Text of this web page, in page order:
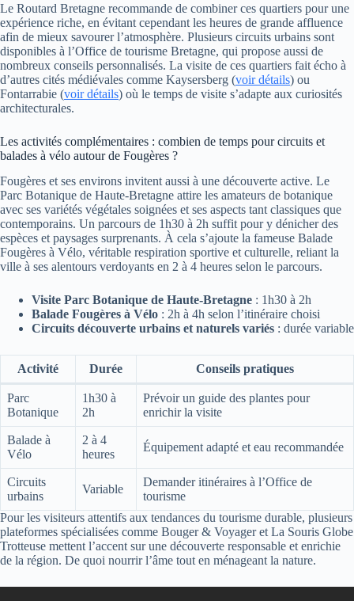
Le Routard Bretagne recommande de combiner ces quartiers pour une
expérience riche, en évitant cependant les heures de grande affluence
afin de mieux savourer l’atmosphère. Plusieurs circuits urbains sont
disponibles à l’Office de tourisme Bretagne, qui propose aussi de
nombreux conseils personnalisés. La visite de ces quartiers fait écho à
d’autres cités médiévales comme Kaysersberg (voir détails) ou
Fontarrabie (voir détails) où le temps de visite s’adapte aux curiosités
architecturales.
Les activités complémentaires : combien de temps pour circuits et
balades à vélo autour de Fougères ?
Fougères et ses environs invitent aussi à une découverte active. Le
Parc Botanique de Haute-Bretagne attire les amateurs de botanique
avec ses variétés végétales soignées et ses aspects tant classiques que
contemporains. Un parcours de 1h30 à 2h suffit pour y dénicher des
espèces et paysages surprenants. À cela s’ajoute la fameuse Balade
Fougères à Vélo, véritable respiration sportive et culturelle, reliant la
ville à ses alentours verdoyants en 2 à 4 heures selon le parcours.
Visite Parc Botanique de Haute-Bretagne : 1h30 à 2h
Balade Fougères à Vélo : 2h à 4h selon l’itinéraire choisi
Circuits découverte urbains et naturels variés : durée variable
Activité Durée Conseils pratiques
Parc
Botanique
1h30 à
2h
Prévoir un guide des plantes pour
enrichir la visite
Balade à
Vélo
2 à 4
heures
Équipement adapté et eau recommandée
Circuits
urbains
Variable
Demander itinéraires à l’Office de
tourisme
Pour les visiteurs attentifs aux tendances du tourisme durable, plusieurs
plateformes spécialisées comme Bouger & Voyager et La Souris Globe
Trotteuse mettent l’accent sur une découverte responsable et enrichie
de la région. De quoi nourrir l’âme tout en ménageant la nature.